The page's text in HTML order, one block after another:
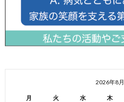
2026年8月
月 火 水 木